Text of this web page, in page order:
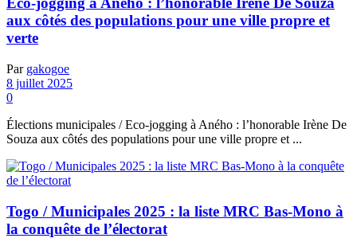
aux côtés des populations pour une ville propre et
verte
Par gakogoe
8 juillet 2025
0
Élections municipales / Eco-jogging à Aného : l’honorable Irène De
Souza aux côtés des populations pour une ville propre et ...
Togo / Municipales 2025 : la liste MRC Bas-Mono à
la conquête de l’électorat